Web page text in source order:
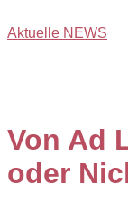
Aktuelle NEWS
Von Ad
oder